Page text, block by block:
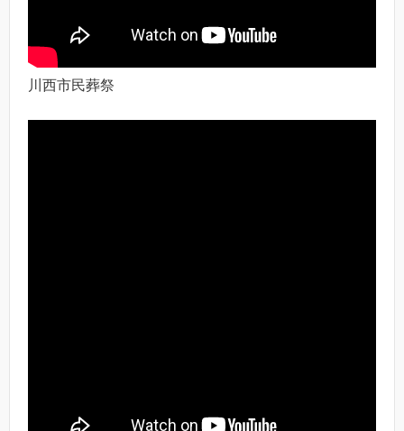
川西市民葬祭